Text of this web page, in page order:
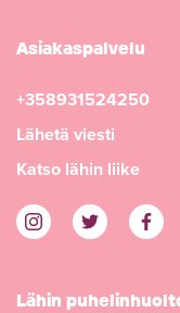
Asiakaspalvelu
+358931524250
Lähetä viesti
Katso lähin liike
Lähin